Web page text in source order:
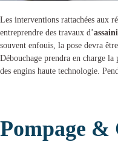
Les interventions rattachées aux
entreprendre des travaux d’
souvent enfouis, la pose devra
Débouchage prendra en charge la
des engins haute technologie.
Pompage &